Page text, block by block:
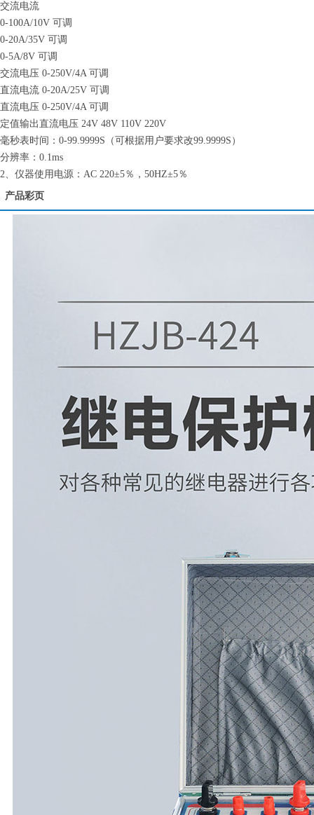
交流电流
0-100A/10V 可调
0-20A/35V 可调
0-5A/8V 可调
交流电压 0-250V/4A 可调
直流电流 0-20A/25V 可调
直流电压 0-250V/4A 可调
定值输出直流电压 24V 48V 110V 220V
毫秒表时间：0-99.9999S（可根据用户要求改99.9999S）
分辨率：0.1ms
2、仪器使用电源：AC 220±5％，50HZ±5％
产品彩页